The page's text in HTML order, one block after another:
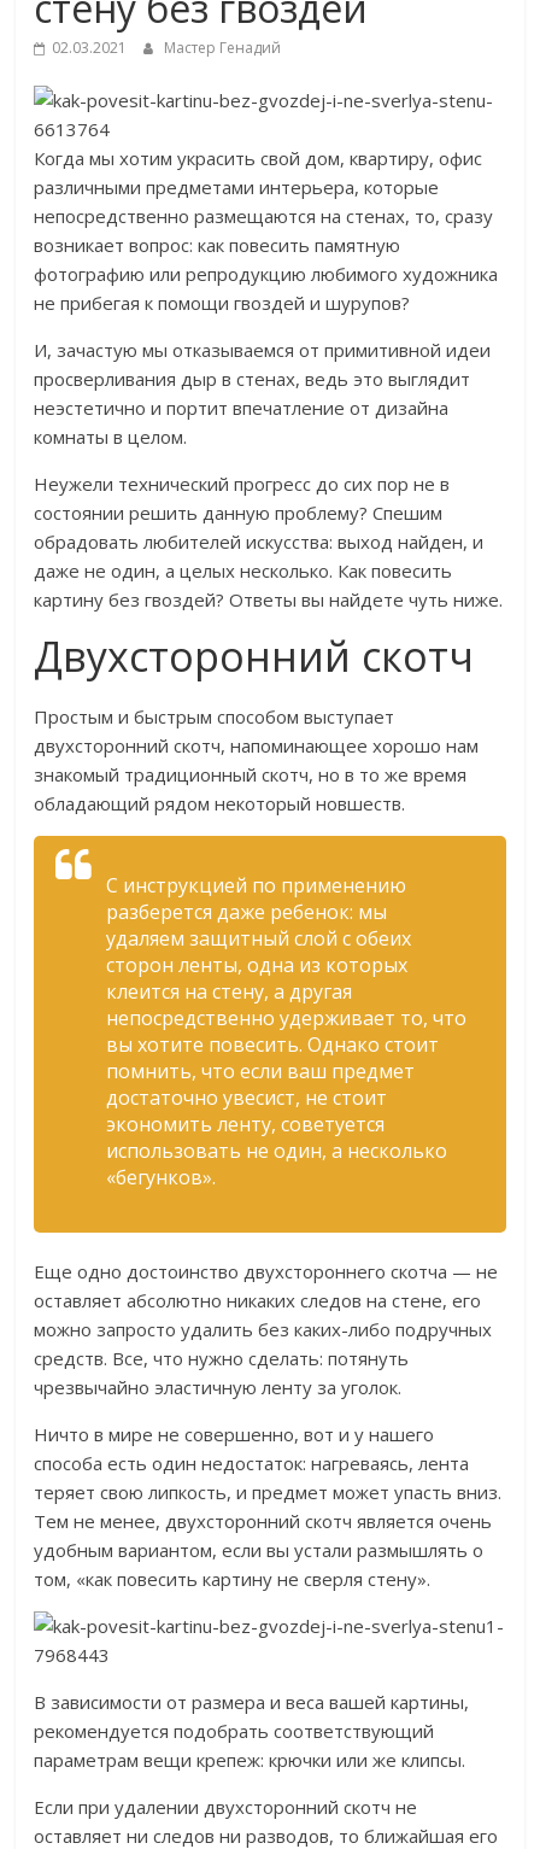
02.03.2021 Мастер Генадий
Когда мы хотим украсить свой дом, квартиру, офис
различными предметами интерьера, которые
непосредственно размещаются на стенах, то, сразу
возникает вопрос: как повесить памятную
фотографию или репродукцию любимого художника
не прибегая к помощи гвоздей и шурупов?
И, зачастую мы отказываемся от примитивной идеи
просверливания дыр в стенах, ведь это выглядит
неэстетично и портит впечатление от дизайна
комнаты в целом.
Неужели технический прогресс до сих пор не в
состоянии решить данную проблему? Спешим
обрадовать любителей искусства: выход найден, и
даже не один, а целых несколько. Как повесить
картину без гвоздей? Ответы вы найдете чуть ниже.
Двухсторонний скотч
Простым и быстрым способом выступает
двухсторонний скотч, напоминающее хорошо нам
знакомый традиционный скотч, но в то же время
обладающий рядом некоторый новшеств.
С инструкцией по применению
разберется даже ребенок: мы
удаляем защитный слой с обеих
сторон ленты, одна из которых
клеится на стену, а другая
непосредственно удерживает то, что
вы хотите повесить. Однако стоит
помнить, что если ваш предмет
достаточно увесист, не стоит
экономить ленту, советуется
использовать не один, а несколько
«бегунков».
Еще одно достоинство двухстороннего скотча — не
оставляет абсолютно никаких следов на стене, его
можно запросто удалить без каких-либо подручных
средств. Все, что нужно сделать: потянуть
чрезвычайно эластичную ленту за уголок.
Ничто в мире не совершенно, вот и у нашего
способа есть один недостаток: нагреваясь, лента
теряет свою липкость, и предмет может упасть вниз.
Тем не менее, двухсторонний скотч является очень
удобным вариантом, если вы устали размышлять о
том, «как повесить картину не сверля стену».
В зависимости от размера и веса вашей картины,
рекомендуется подобрать соответствующий
параметрам вещи крепеж: крючки или же клипсы.
Если при удалении двухсторонний скотч не
оставляет ни следов ни разводов, то ближайшая его